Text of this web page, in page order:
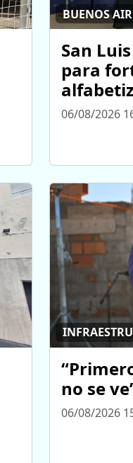
BUENOS
San
para
06/08/2026
no se
06/08/2026